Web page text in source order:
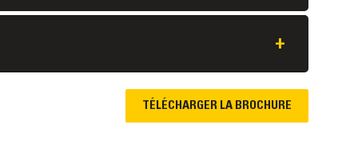
+
TÉLÉCHARGER LA BROCHURE